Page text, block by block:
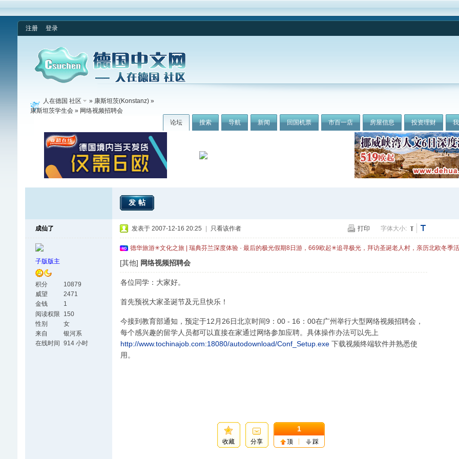
注册 登录
论坛 搜索 导航 新闻 回国机票 市百一店 房屋信息 投资理财
人在德国 社区 » 康斯坦茨(Konstanz)»
康斯坦茨学生会» 网络视频招聘会
发帖
成仙了
子版版主
积分
10879
威望
2471
金钱
1
阅读权限
150
性别
女
来自
银河系
在线时间
914 小时
打印 字体大小:
发表于 2007-12-16 20:25 只看该作者
德华旅游✳文化之旅 | 瑞典芬兰深度体验 · 最后的极光假期8日游，669欧起✳追寻极光，拜访圣诞老人村，亲历北欧冬季
[其他] 网络视频招聘会
各位同学：大家好。
首先预祝大家圣诞节及元旦快乐！
今接到教育部通知，预定于12月26日北京时间9：00 - 16：00在广州举行大型网络视频招聘会，
每个感兴趣的留学人员都可以直接在家通过网络参加应聘。具体操作办法可以先上
http://www.tochinajob.com:18080/autodownload/Conf_Setup.exe下载视频终端软件并熟悉使
用。
收藏 分享
1
顶 踩